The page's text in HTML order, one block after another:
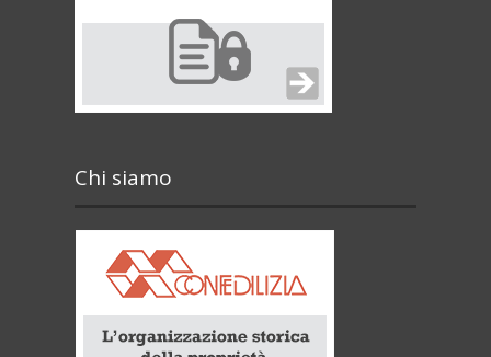
Chi siamo